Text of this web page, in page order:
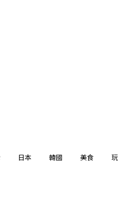
日本 韓國 美食